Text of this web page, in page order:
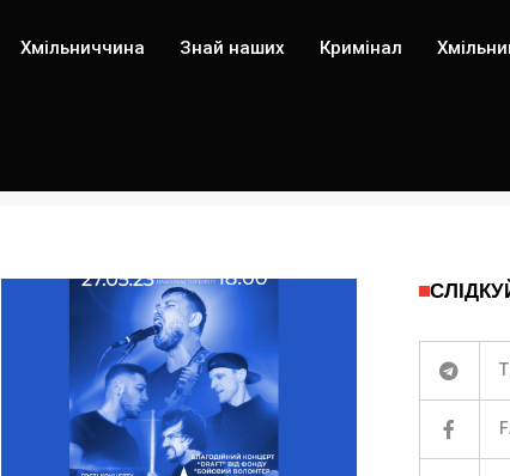
Хмільниччина Знай наших Кримінал